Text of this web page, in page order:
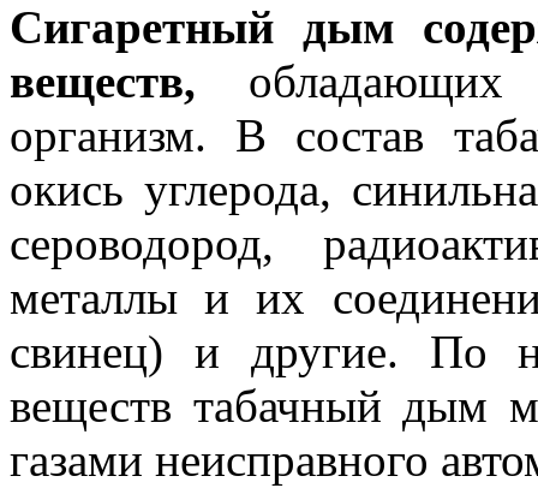
Сигаретный дым
веществ,
организм. В состав
окись углерода,
сероводород,
металлы и их
свинец) и другие. По
веществ табачный дым
газами неисправного